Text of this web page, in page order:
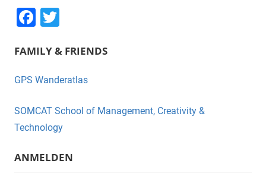
F
c
e
o
o
k
tt
er
FAMILY & FRIENDS
GPS Wanderatlas
SOMCAT School of Management, Creativity &
Technology
ANMELDEN